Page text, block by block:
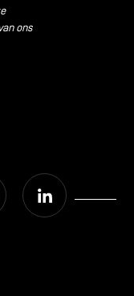
ons
Youtube